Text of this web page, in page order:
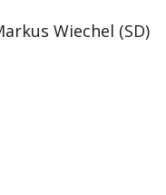
Wiechel (SD)